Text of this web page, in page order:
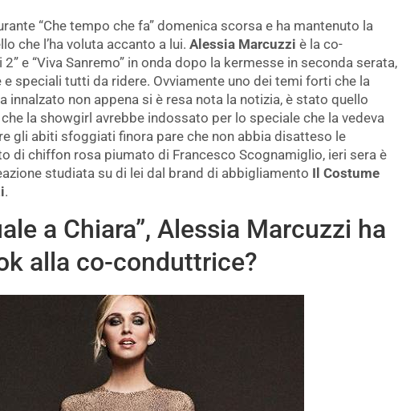
“Che tempo che fa” domenica scorsa e ha mantenuto la
che l’ha voluta accanto a lui. Alessia Marcuzzi è la co-
e “Viva Sanremo” in onda dopo la kermesse in seconda serata,
speciali tutti da ridere. Ovviamente uno dei temi forti che la
innalzato non appena si è resa nota la notizia, è stato quello
la showgirl avrebbe indossato per lo speciale che la vedeva
gli abiti sfoggiati finora pare che non abbia disatteso le
di chiffon rosa piumato di Francesco Scognamiglio, ieri sera è
studiata su di lei dal brand di abbigliamento Il Costume
.
a Chiara”, Alessia Marcuzzi ha
alla co-conduttrice?